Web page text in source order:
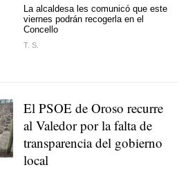
La alcaldesa les comunicó que este
viernes podrán recogerla en el
Concello
T. S.
El PSOE de Oroso recurre
al Valedor por la falta de
transparencia del gobierno
local